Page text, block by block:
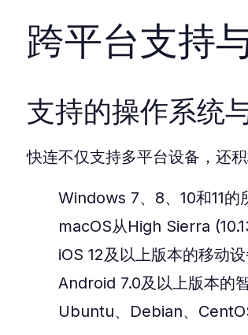
跨平台支持
支持的操作系统
快连不仅支持多平台设备，还
Windows 7、8、10和11的
macOS从High Sierra
iOS 12及以上版本的移动设
Android 7.0及以上版本的
Ubuntu、Debian、